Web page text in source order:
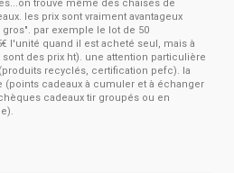
trouve même des chaises de
les prix sont vraiment avantageux
par exemple le lot de 50
l'unité quand il est acheté seul, mais à
sont des prix ht). une attention particulière
recyclés, certification pefc). la
cadeaux à cumuler et à échanger
cadeaux tir groupés ou en